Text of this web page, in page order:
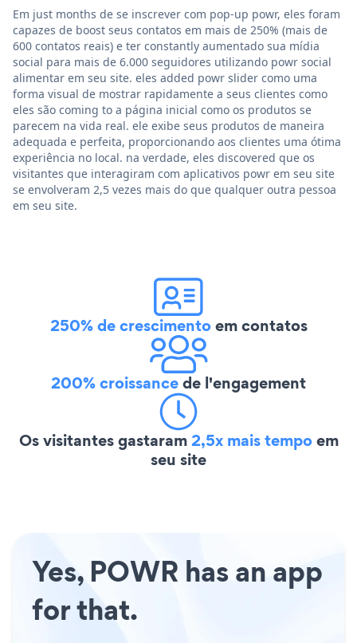
Em just months de se inscrever com pop-up powr, eles foram
capazes de boost seus contatos em mais de 250% (mais de
600 contatos reais) e ter constantly aumentado sua mídia
social para mais de 6.000 seguidores utilizando powr social
alimentar em seu site. eles added powr slider como uma
forma visual de mostrar rapidamente a seus clientes como
eles são coming to a página inicial como os produtos se
parecem na vida real. ele exibe seus produtos de maneira
adequada e perfeita, proporcionando aos clientes uma ótima
experiência no local. na verdade, eles discovered que os
visitantes que interagiram com aplicativos powr em seu site
se envolveram 2,5 vezes mais do que qualquer outra pessoa
em seu site.
250% de crescimentoem contatos
200% croissancede l'engagement
Os visitantes gastaram2,5x mais tempoem
seu site
Yes, POWR has an app
for that.